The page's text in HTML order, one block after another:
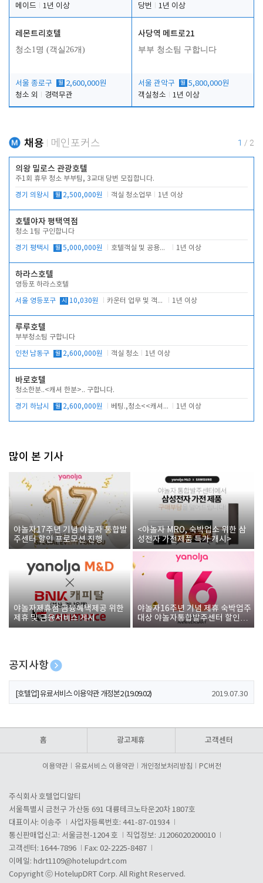
메이드
1년 이상
당번
1년 이상
레몬트리호텔
청소1명 (객실26개)
서울 종로구 월 2,600,000원
청소 외
경력무관
사당역 메트로21
부부 청소팀 구합니다
서울 관악구 월 5,800,000원
객실청소
1년 이상
채용 메인포커스 1 / 2
의왕 밀로스 관광호텔
주1회 휴무 청소 부부팀, 3교대 당번 모집합니다.
경기 의왕시 월 2,500,000원 객실 청소업무 1년 이상
호텔야자 평택역점
청소 1팀 구인합니다
경기 평택시 월 5,000,000원 호텔객실 및 공용시설 청소 관리 1년 이상
하라스호텔
영등포 하라스호텔
서울 영등포구 시 10,030원 카운터 업무 및 객실관리(청소상태 확인, 객실판매) 1년 이상
루루호텔
부부청소팀 구합니다
인천 남동구 월 2,600,000원 객실 청소 1년 이상
바로호텔
청소한분..<캐셔 한분>.. 구합니다.
경기 하남시 월 2,600,000원 베팅.,청소<<캐셔 모셔봅니다. 1년 이상
많이 본 기사
야놀자17주년 기념 야놀자 통합발
주센터 할인 프로모션 진행
<야놀자 MRO, 숙박업소 위한 삼
성전자 가전제품 특가 개시>
야놀자제휴점 금융혜택제공 위한
제휴 및 금융서비스 게시
야놀자16주년 기념 제휴 숙박업주
대상 야놀자통합발주센터 할인쿠
폰 증정
공지사항
[호텔업] 개인정보 처리방침 개정본1 (19.09.02)
[호텔업] 유료서비스 이용약관 개정본2 (19.09.02) 2019.07.30
홈 광고제휴 고객센터
이용약관 유료서비스 이용약관 개인정보처리방침 PC버전
주식회사 호텔업디알티
서울특별시 금천구 가산동 691 대륭테크노타운20차 1807호
대표이사: 이송주
사업자등록번호: 441-87-01934
통신판매업신고: 서울금천-1204 호
직업정보: J1206020200010
고객센터: 1644-7896
Fax: 02-2225-8487
이메일: hdrt1109@hotelupdrt.com
Copyright ⓒ HotelupDRT Corp. All Right Reserved.